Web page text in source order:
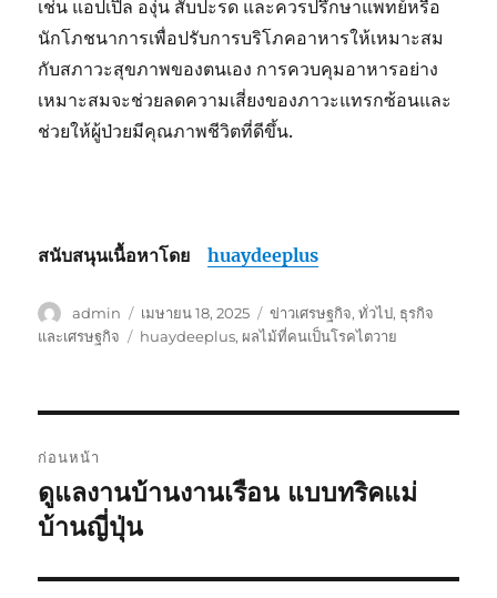
เช่น แอปเปิล องุ่น สับปะรด และควรปรึกษาแพทย์หรือ
นักโภชนาการเพื่อปรับการบริโภคอาหารให้เหมาะสม
กับสภาวะสุขภาพของตนเอง การควบคุมอาหารอย่าง
เหมาะสมจะช่วยลดความเสี่ยงของภาวะแทรกซ้อนและ
ช่วยให้ผู้ป่วยมีคุณภาพชีวิตที่ดีขึ้น.
สนับสนุนเนื้อหาโดยhuaydeeplus
ผู้
เขียน
admin
เขียน
เมื่อ
เมษายน 18, 2025
หมวด
หมู่
ข่าวเศรษฐกิจ,ทั่วไป, ธุรกิจ
และเศรษฐกิจ
ป้าย
huaydeeplus, ผลไม้ที่คนเป็นโรคไตวาย
เรื่อง
ก่อนหน้า
เรื่อง
ก่อน
ดูแลงานบ้านงานเรือน แบบทริคแม่
บ้านญี่ปุ่น